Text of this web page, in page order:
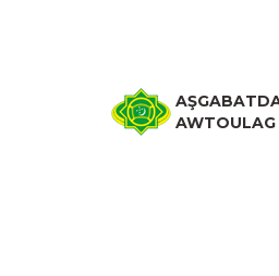
AWTOULAG